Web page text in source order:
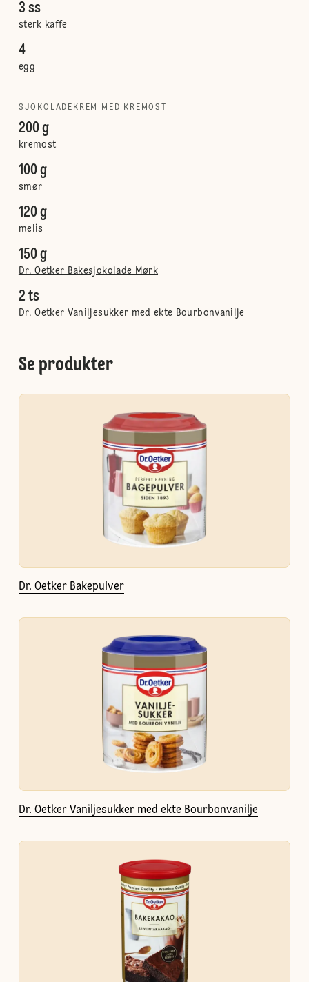
3 ss
sterk kaffe
4
egg
SJOKOLADEKREM MED KREMOST
200 g
kremost
100 g
smør
120 g
melis
150 g
Dr. Oetker Bakesjokolade Mørk
2 ts
Dr. Oetker Vaniljesukker med ekte Bourbonvanilje
Se produkter
Dr. Oetker Bakepulver
Dr. Oetker Vaniljesukker med ekte Bourbonvanilje